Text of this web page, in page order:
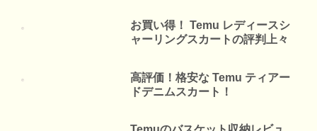
お買い得！ Temu レディースシ
ャーリングスカートの評判上々
高評価！格安な Temu ティアー
ドデニムスカート！